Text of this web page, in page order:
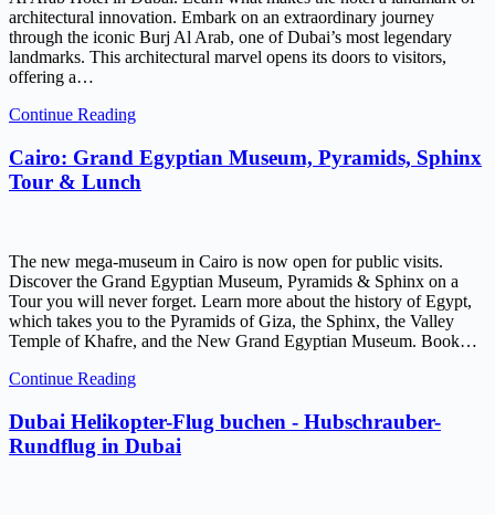
architectural innovation. Embark on an extraordinary journey
through the iconic Burj Al Arab, one of Dubai’s most legendary
landmarks. This architectural marvel opens its doors to visitors,
offering a…
Continue Reading
Cairo: Grand Egyptian Museum, Pyramids, Sphinx
Tour & Lunch
The new mega-museum in Cairo is now open for public visits.
Discover the Grand Egyptian Museum, Pyramids & Sphinx on a
Tour you will never forget. Learn more about the history of Egypt,
which takes you to the Pyramids of Giza, the Sphinx, the Valley
Temple of Khafre, and the New Grand Egyptian Museum. Book…
Continue Reading
Dubai Helikopter-Flug buchen - Hubschrauber-
Rundflug in Dubai